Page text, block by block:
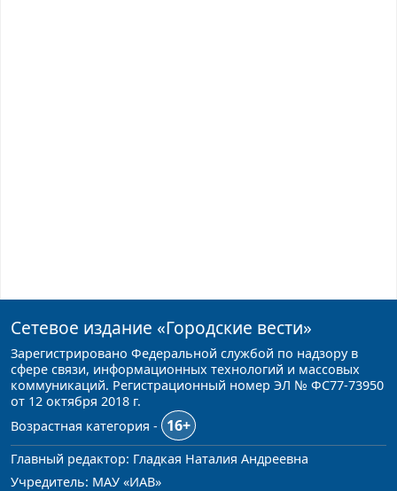
Сетевое издание «Городские вести»
Зарегистрировано Федеральной службой по надзору в
сфере связи, информационных технологий и массовых
коммуникаций. Регистрационный номер ЭЛ № ФС77-73950
от 12 октября 2018 г.
Возрастная категория -
16+
Главный редактор: Гладкая Наталия Андреевна
Учредитель: МАУ «ИАВ»